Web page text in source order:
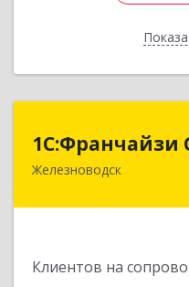
1С:Франчайзи
Железноводск
Клиентов на
357430,